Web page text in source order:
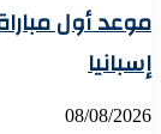
موعد أول
إسبانيا
08/08/2026